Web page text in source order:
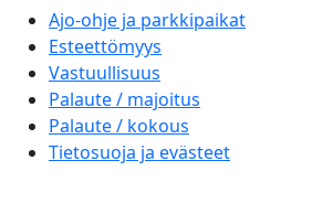
Ajo-ohje ja parkkipaikat
Esteettömyys
Vastuullisuus
Palaute / majoitus
Palaute / kokous
Tietosuoja ja evästeet